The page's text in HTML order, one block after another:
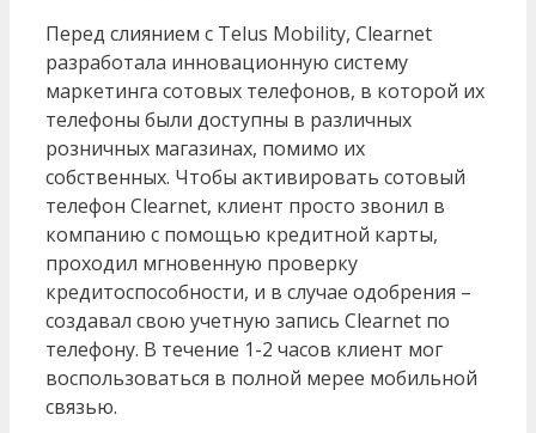
Перед слиянием с Telus Mobility, Clearnet
разработала инновационную систему
маркетинга сотовых телефонов, в которой их
телефоны были доступны в различных
розничных магазинах, помимо их
собственных. Чтобы активировать сотовый
телефон Clearnet, клиент просто звонил в
компанию с помощью кредитной карты,
проходил мгновенную проверку
кредитоспособности, и в случае одобрения –
создавал свою учетную запись Clearnet по
телефону. В течение 1-2 часов клиент мог
воспользоваться в полной мерее мобильной
связью.